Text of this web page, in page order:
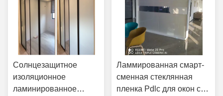
Солнцезащитное
изоляционное
ламинированное
Ламмированная смарт-
сменная стеклянная
пленка Pdlc для окон с